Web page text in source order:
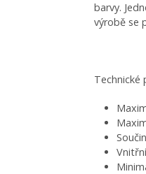
barvy.
výrobě se
Technické